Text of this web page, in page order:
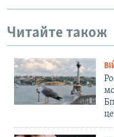
Читайте також